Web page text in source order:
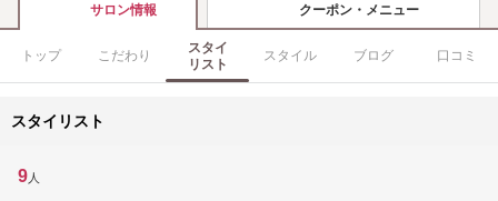
サロン情報 クーポン・メニュー
トップ こだわり
スタイ
リスト
スタイル ブログ 口コミ
スタイリスト
9 人